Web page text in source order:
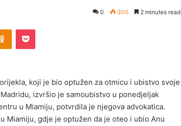
0 305 2 minutes read
koji je bio optužen za otmicu i ubistvo svoje
izvršio je samoubistvo u ponedjeljak
u Miamiju, potvrdila je njegova advokatica.
Miamiju, gdje je optužen da je oteo i ubio Anu